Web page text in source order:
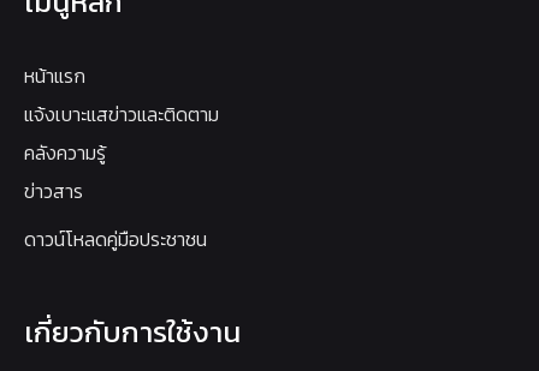
หน้าแรก
แจ้งเบาะแสข่าวและติดตาม
คลังความรู้
ข่าวสาร
ดาวน์โหลดคู่มือประชาชน
เกี่ยวกับการใช้งาน